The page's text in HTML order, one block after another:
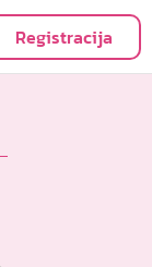
Registracija